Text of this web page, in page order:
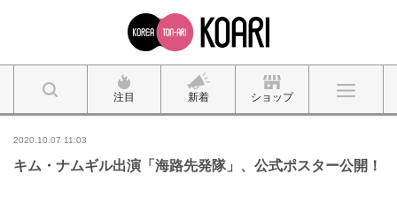
注目 新着 ショップ
2020.10.07 11:03
キム・ナムギル出演「海路先発隊」、公式ポスター公開！